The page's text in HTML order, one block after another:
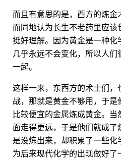
而且有意思的是，西方的炼
而同地认为长生不老药里应
挺好理解。因为黄金是一种化
几乎永远不会变化，所以人们
一起。
这样一来，东西方的术士们
战，那就是黄金不够用，于
比较便宜的金属炼成黄金。
面走得更远，于是他们就成
是没炼出来，却积累了一些
为后来现代化学的出现做好了